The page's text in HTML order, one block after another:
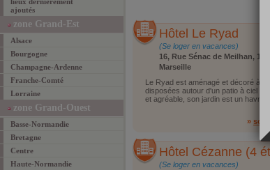
ajoutés
zone Grand-Est
Alsace
Bourgogne
Champagne-Ardenne
Franche-Comté
Lorraine
zone Grand-Ouest
Basse-Normandie
Bretagne
Centre
Haute-Normandie
Hôtel Le Ryad
(Se loger en vacances)
16, Rue Sénac de Meilhan,
Marseille
Le Ryad est aménagé et décoré à
disposées autour d'un patio à ciel
et agréable, son jardin est un havre
»
Hôtel Cézanne (4
(Se loger en vacances)